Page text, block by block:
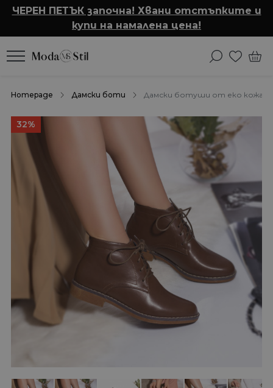
ЧЕРЕН ПЕТЪК започна! Хвани отстъпките и
купи на намалена цена!
Homepage Дамски боти Дамски ботуши от еко кожа с
32%